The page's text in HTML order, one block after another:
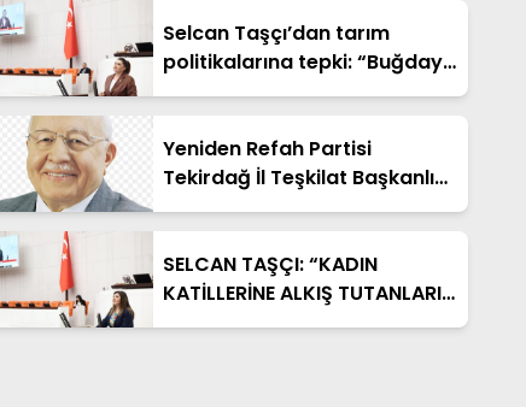
Selcan Taşçı’dan tarım
politikalarına tepki: “Buğday
nerede? Müşteride. Para
Yeniden Refah Partisi
Tekirdağ İl Teşkilat Başkanlığı
Kamuoyuna Açıklama:
SELCAN TAŞÇI: “KADIN
KATİLLERİNE ALKIŞ TUTANLARIN
‘KADINA ŞİDDET